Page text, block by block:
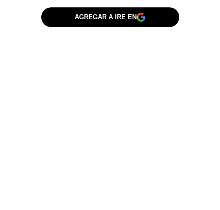
AGREGAR A IRE EN